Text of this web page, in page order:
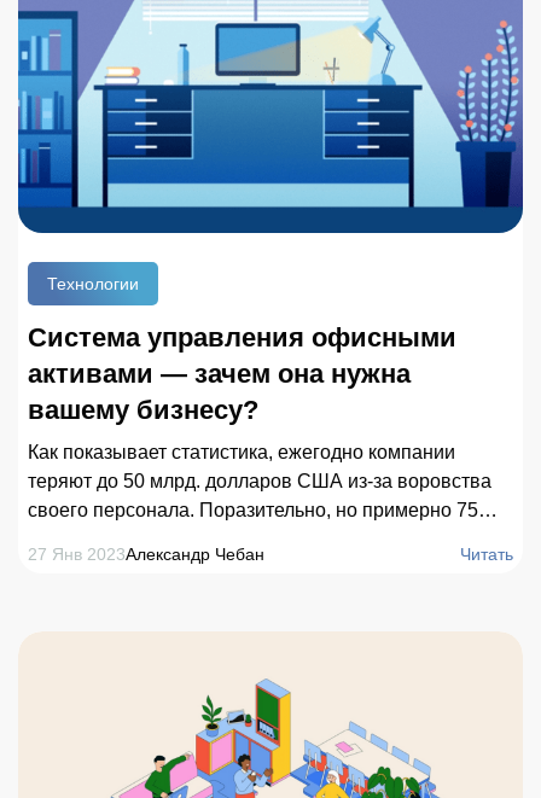
Технологии
Система управления офисными
активами — зачем она нужна
вашему бизнесу?
Как показывает статистика, ежегодно компании
теряют до 50 млрд. долларов США из-за воровства
своего персонала. Поразительно, но примерно 75%
собственного работодателя, причем треть от всех
27 Янв 2023Александр Чебан Читать